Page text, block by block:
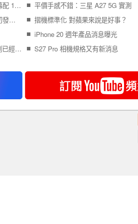
Redmi Turbo 6 Max 外型曝光 7 吋 2K 大螢幕配 10000mAh 電池 挑戰超長續航
更多 iPhone Air 2 可靠消息曝光，預計明年初發表！
記憶體報價不斷狂漲，所佔旗艦手機成本比例已經比處理器還要高
平價手感不錯：三星 A27 5G 實測
摺機標準化 對蘋果來說是好事？
iPhone 20 週年產品消息曝光
S27 Pro 相機規格又有新消息